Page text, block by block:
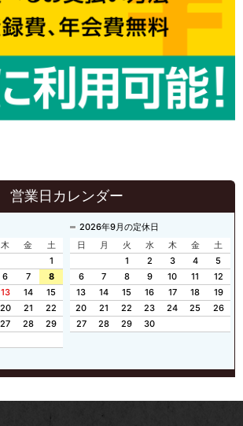
営業日カレンダー
木 金
土
1
6 7
8
13 14
15
20 21
22
27 28
29
2026年9月の定休日
日
月 火 水 木 金
土
1
2 3 4
5
6
7 8 9 10 11
12
13
14 15 16 17 18
19
20
21 22 23 24 25
26
27
28 29 30